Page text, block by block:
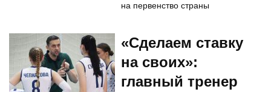
на первенство страны
«Сделаем ставку
на своих»:
главный тренер